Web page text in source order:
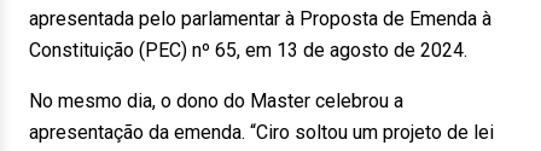
apresentada pelo parlamentar à Proposta de Emenda à
Constituição (PEC) nº 65, em 13 de agosto de 2024.
No mesmo dia, o dono do Master celebrou a
apresentação da emenda. “Ciro soltou um projeto de lei